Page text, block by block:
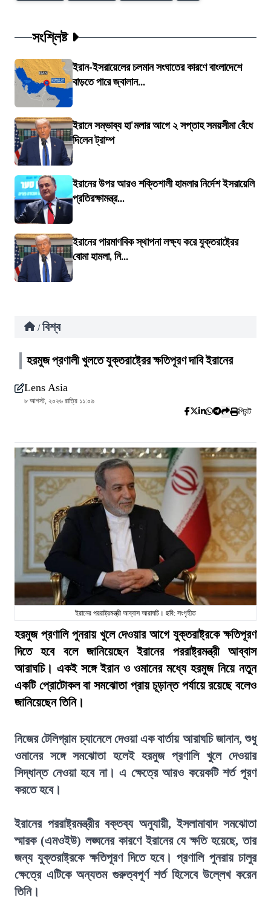
সংশ্লিষ্ট
ইরান-ইসরায়েলের চলমান সংঘাতের কারণে বাংলাদেশে
বাড়তে পারে জ্বালান...
ইরানে সম্ভাব্য হা'মলার আগে ২ সপ্তাহ সময়সীমা বেঁধে
দিলেন ট্রাম্প
ইরানের উপর আরও শক্তিশালী হামলার নির্দেশ ইসরায়েলি
প্রতিরক্ষামন্ত্র...
ইরানের পারমাণবিক স্থাপনা লক্ষ্য করে যুক্তরাষ্ট্রের
বোমা হামলা, নি...
/ বিশ্ব
হরমুজ প্রণালী খুলতে যুক্তরাষ্ট্রের ক্ষতিপূরণ দাবি ইরানের
Lens Asia
৮ আগস্ট, ২০২৬ রাত্রি ১১:০৬
প্রিন্ট
ইরানের পররাষ্ট্রমন্ত্রী আব্বাস আরাঘচি। ছবি: সংগৃহীত
হরমুজ প্রণালি পুনরায় খুলে দেওয়ার আগে যুক্তরাষ্ট্রকে ক্ষতিপূরণ
দিতে হবে বলে জানিয়েছেন ইরানের পররাষ্ট্রমন্ত্রী আব্বাস
আরাঘচি। একই সঙ্গে ইরান ও ওমানের মধ্যে হরমুজ নিয়ে নতুন
একটি প্রোটোকল বা সমঝোতা প্রায় চূড়ান্ত পর্যায়ে রয়েছে বলেও
জানিয়েছেন তিনি।
নিজের টেলিগ্রাম চ্যানেলে দেওয়া এক বার্তায় আরাঘচি জানান, শুধু
ওমানের সঙ্গে সমঝোতা হলেই হরমুজ প্রণালি খুলে দেওয়ার
সিদ্ধান্ত নেওয়া হবে না। এ ক্ষেত্রে আরও কয়েকটি শর্ত পূরণ
করতে হবে।
ইরানের পররাষ্ট্রমন্ত্রীর বক্তব্য অনুযায়ী, ইসলামাবাদ সমঝোতা
স্মারক (এমওইউ) লঙ্ঘনের কারণে ইরানের যে ক্ষতি হয়েছে, তার
জন্য যুক্তরাষ্ট্রকে ক্ষতিপূরণ দিতে হবে। প্রণালি পুনরায় চালুর
ক্ষেত্রে এটিকে অন্যতম গুরুত্বপূর্ণ শর্ত হিসেবে উল্লেখ করেন
তিনি।